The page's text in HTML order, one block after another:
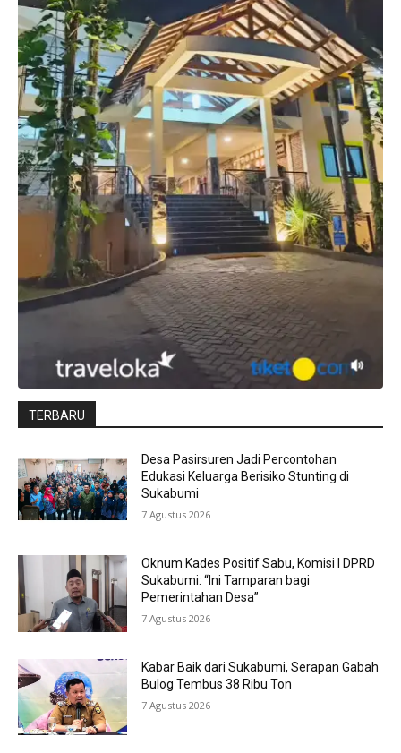
TERBARU
Desa Pasirsuren Jadi Percontohan
Edukasi Keluarga Berisiko Stunting di
Sukabumi
7 Agustus 2026
Oknum Kades Positif Sabu, Komisi I DPRD
Sukabumi: “Ini Tamparan bagi
Pemerintahan Desa”
7 Agustus 2026
Kabar Baik dari Sukabumi, Serapan Gabah
Bulog Tembus 38 Ribu Ton
7 Agustus 2026